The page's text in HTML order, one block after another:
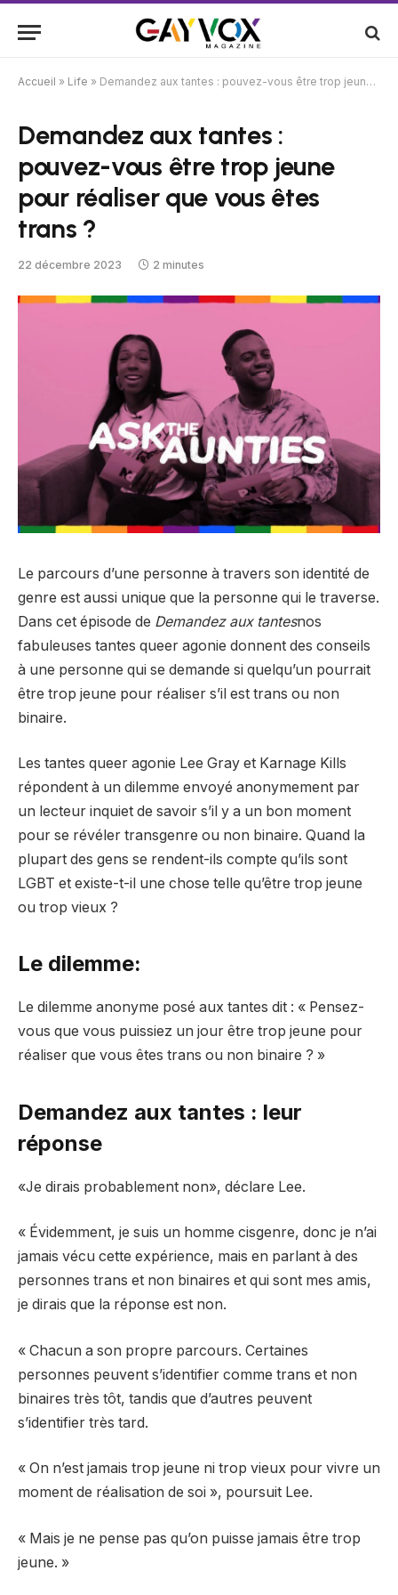
Accueil » Life » Demandez aux tantes : pouvez-vous être trop jeune pour réaliser que vous êtes trans ?
Demandez aux tantes :
pouvez-vous être trop jeune
pour réaliser que vous êtes
trans ?
22 décembre 2023 2 minutes
Le parcours d’une personne à travers son identité de
genre est aussi unique que la personne qui le traverse.
Dans cet épisode de Demandez aux tantesnos
fabuleuses tantes queer agonie donnent des conseils
à une personne qui se demande si quelqu’un pourrait
être trop jeune pour réaliser s’il est trans ou non
binaire.
Les tantes queer agonie Lee Gray et Karnage Kills
répondent à un dilemme envoyé anonymement par
un lecteur inquiet de savoir s’il y a un bon moment
pour se révéler transgenre ou non binaire. Quand la
plupart des gens se rendent-ils compte qu’ils sont
LGBT et existe-t-il une chose telle qu’être trop jeune
ou trop vieux ?
Le dilemme:
Le dilemme anonyme posé aux tantes dit : « Pensez-
vous que vous puissiez un jour être trop jeune pour
réaliser que vous êtes trans ou non binaire ? »
Demandez aux tantes : leur
réponse
«Je dirais probablement non», déclare Lee.
« Évidemment, je suis un homme cisgenre, donc je n’ai
jamais vécu cette expérience, mais en parlant à des
personnes trans et non binaires et qui sont mes amis,
je dirais que la réponse est non.
« Chacun a son propre parcours. Certaines
personnes peuvent s’identifier comme trans et non
binaires très tôt, tandis que d’autres peuvent
s’identifier très tard.
« On n’est jamais trop jeune ni trop vieux pour vivre un
moment de réalisation de soi », poursuit Lee.
« Mais je ne pense pas qu’on puisse jamais être trop
jeune. »